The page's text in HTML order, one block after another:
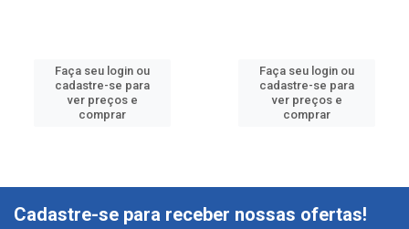
Faça seu login ou
cadastre-se para
ver preços e
comprar
Faça seu login ou
cadastre-se para
ver preços e
comprar
Cadastre-se para receber nossas ofertas!